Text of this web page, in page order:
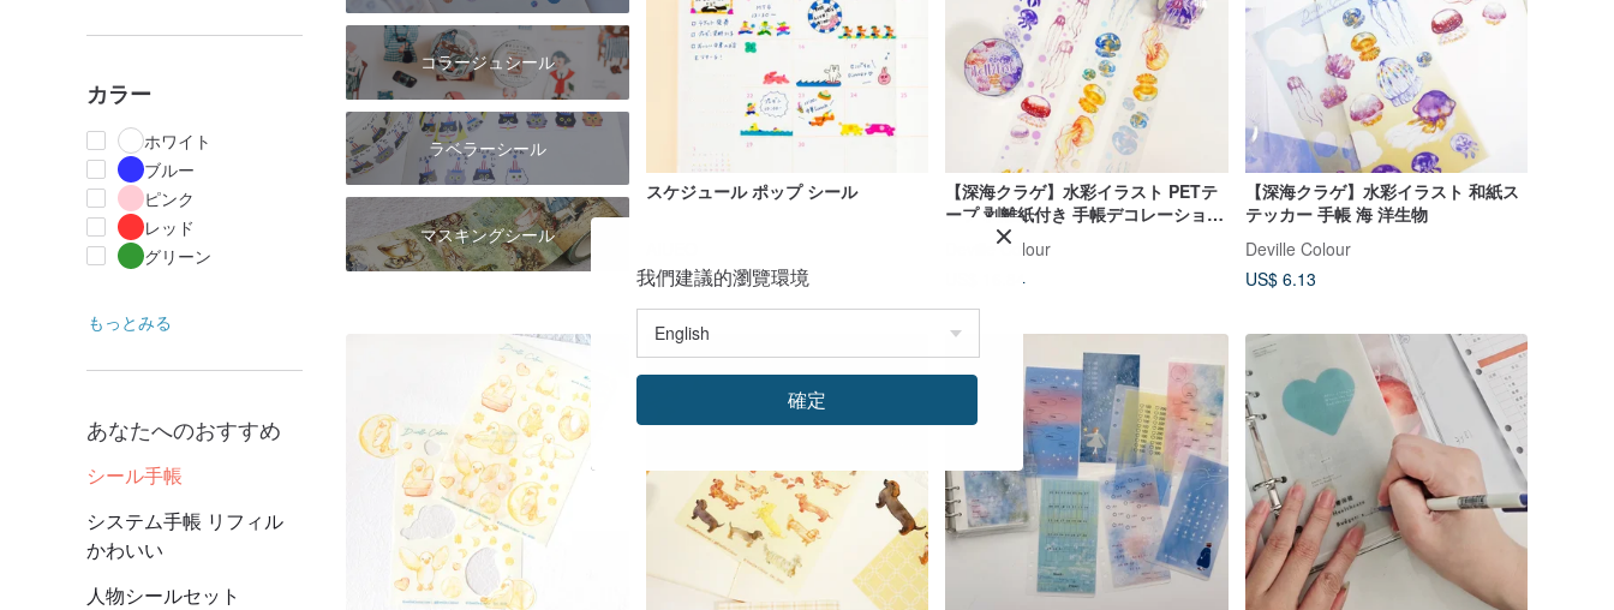
カラー
ホワイト
ブルー
ピンク
レッド
グリーン
もっとみる
あなたへのおすすめ
シール手帳
システム手帳 リフィル
かわいい
人物シールセット
コラージュシール
ラベラーシール
マスキングシール
スケジュール ポップ シール
US$ 2.45
【深海クラゲ】水彩イラスト PETテ
ープ 剥離紙付き 手帳デコレーション
ジェリーフィッシュ 海洋
Deville Colour
US$ 16.84
【深海クラゲ】水彩イラスト 和紙ス
テッカー 手帳 海 洋生物
Deville Colour
US$ 6.13
我們建議的瀏覽環境
確定